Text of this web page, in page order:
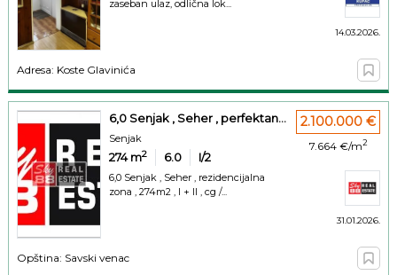
zaseban ulaz, odlična lok...
14.03.2026.
Adresa: Koste Glavinića
6,0 Senjak , Seher , perfektan...
Senjak
274m2 6.0 I/2
6,0 Senjak , Seher , rezidencijalna
zona , 274m2 , I + II , cg /...
2.100.000 €
7.664 €/m2
31.01.2026.
Opština: Savski venac